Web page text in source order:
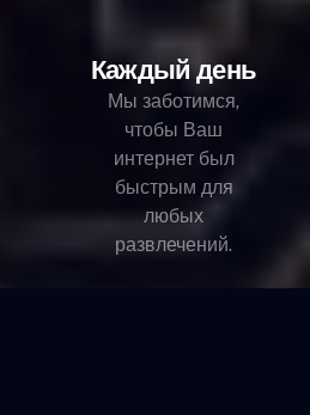
Каждый день
Мы заботимся,
чтобы Ваш
интернет был
быстрым для
любых
развлечений.